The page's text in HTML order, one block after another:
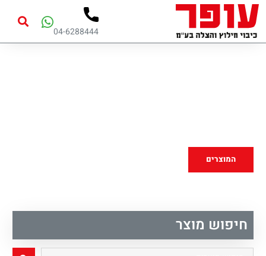
04-6288444
המוצרים
חיפוש מוצר